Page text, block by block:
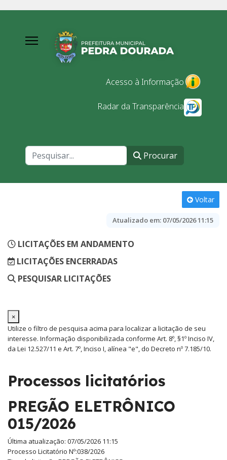
Acesso à Informação
Radar da Transparência
Procurar
Voltar
Atualizado em: 07/05/2026 11:15
LICITAÇÕES EM ANDAMENTO
LICITAÇÕES ENCERRADAS
PESQUISAR LICITAÇÕES
×
Utilize o filtro de pesquisa acima para localizar a licitação de seu
interesse. Informação disponibilizada conforme Art. 8º, §1º Inciso IV,
da Lei 12.527/11 e Art. 7º, Inciso I, alínea "e", do Decreto nº 7.185/10.
Processos licitatórios
PREGÃO ELETRÔNICO
015/2026
Última atualização: 07/05/2026 11:15
Processo Licitatório Nº:038/2026